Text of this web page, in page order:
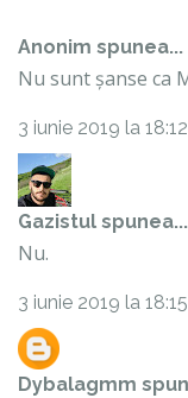
Anonim spunea...
Nu sunt șanse ca
3 iunie 2019 la 18:12
Gazistul spunea...
Nu.
3 iunie 2019 la 18:15
Dybalagmm